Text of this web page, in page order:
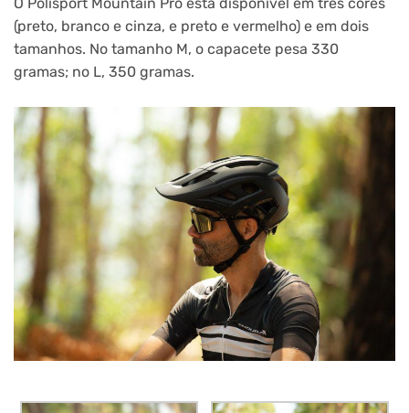
(preto, branco e cinza, e preto e vermelho) e em dois
tamanhos. No tamanho M, o capacete pesa 330
gramas; no L, 350 gramas.